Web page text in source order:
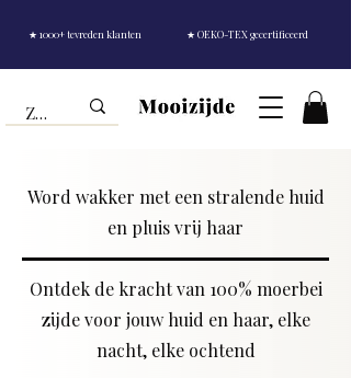
★ 1000+ tevreden klanten ★ OEKO-TEX gecertificeerd
Word wakker met een stralende huid
en pluis vrij haar
Ontdek de kracht van 100% moerbei
zijde voor jouw huid en haar, elke
nacht, elke ochtend